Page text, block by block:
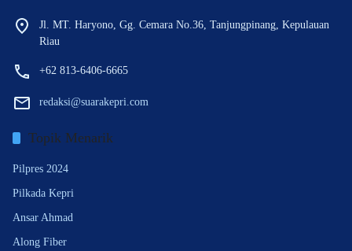
Jl. MT. Haryono, Gg. Cemara No.36, Tanjungpinang, Kepulauan
Riau
+62 813-6406-6665
redaksi@suarakepri.com
Topik Menarik
Pilpres 2024
Pilkada Kepri
Ansar Ahmad
Along Fiber